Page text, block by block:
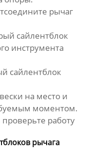
рычаг
сайлентблок
инструмента
сайлентблок
на место и
моментом.
работу
рычага